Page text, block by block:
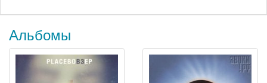
Альбомы